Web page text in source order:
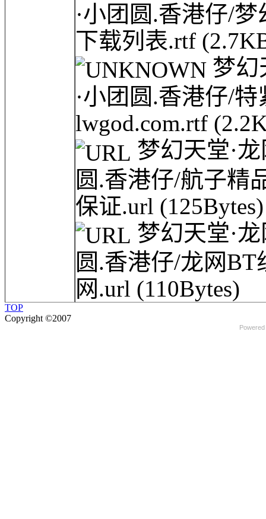
·小团圆.香港仔/
下载列表.rtf
梦幻
·小团圆.香港仔/
lwgod.com.rtf
梦幻天堂·
圆.香港仔/航子精
保证.url (125Bytes)
梦幻天堂·
圆.香港仔/龙网BT
网.url (110Bytes)
TOP
Copyright ©2007